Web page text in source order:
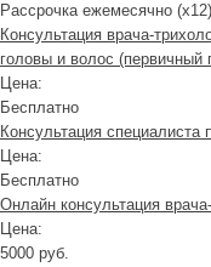
Рассрочка ежемесячно (x12)
Консультация врача-
головы и волос (первичный
Цена:
Бесплатно
Консультация специалиста
Цена:
Бесплатно
Онлайн консультация
Цена:
5000 руб.